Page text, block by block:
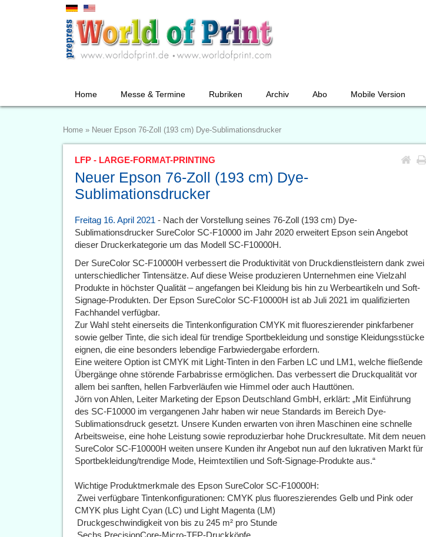
Home Messe & Termine Rubriken Archiv Abo Mobile Version
Home » Neuer Epson 76-Zoll (193 cm) Dye-Sublimationsdrucker
LFP - LARGE-FORMAT-PRINTING
Neuer Epson 76-Zoll (193 cm) Dye-
Sublimationsdrucker
Freitag 16. April 2021 - Nach der Vorstellung seines 76-Zoll (193 cm) Dye-
Sublimationsdrucker SureColor SC-F10000 im Jahr 2020 erweitert Epson sein Angebot
dieser Druckerkategorie um das Modell SC-F10000H.
Der SureColor SC-F10000H verbessert die Produktivität von Druckdienstleistern dank zwei
unterschiedlicher Tintensätze. Auf diese Weise produzieren Unternehmen eine Vielzahl
Produkte in höchster Qualität – angefangen bei Kleidung bis hin zu Werbeartikeln und Soft-
Signage-Produkten. Der Epson SureColor SC-F10000H ist ab Juli 2021 im qualifizierten
Fachhandel verfügbar.
Zur Wahl steht einerseits die Tintenkonfiguration CMYK mit fluoreszierender pinkfarbener
sowie gelber Tinte, die sich ideal für trendige Sportbekleidung und sonstige Kleidungsstücke
eignen, die eine besonders lebendige Farbwiedergabe erfordern.
Eine weitere Option ist CMYK mit Light-Tinten in den Farben LC und LM1, welche fließende
Übergänge ohne störende Farbabrisse ermöglichen. Das verbessert die Druckqualität vor
allem bei sanften, hellen Farbverläufen wie Himmel oder auch Hauttönen.
Jörn von Ahlen, Leiter Marketing der Epson Deutschland GmbH, erklärt: „Mit Einführung
des SC-F10000 im vergangenen Jahr haben wir neue Standards im Bereich Dye-
Sublimationsdruck gesetzt. Unsere Kunden erwarten von ihren Maschinen eine schnelle
Arbeitsweise, eine hohe Leistung sowie reproduzierbar hohe Druckresultate. Mit dem neuen
SureColor SC-F10000H weiten unsere Kunden ihr Angebot nun auf den lukrativen Markt für
Sportbekleidung/trendige Mode, Heimtextilien und Soft-Signage-Produkte aus.“
Wichtige Produktmerkmale des Epson SureColor SC-F10000H:
 Zwei verfügbare Tintenkonfigurationen: CMYK plus fluoreszierendes Gelb und Pink oder
CMYK plus Light Cyan (LC) und Light Magenta (LM)
 Druckgeschwindigkeit von bis zu 245 m² pro Stunde
 Sechs PrecisionCore-Micro-TFP-Druckköpfe